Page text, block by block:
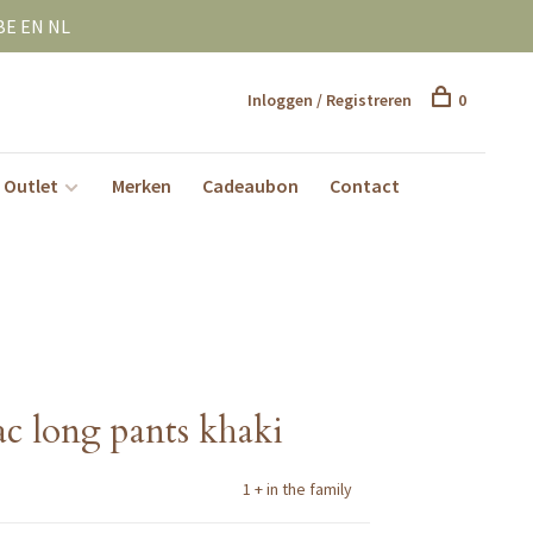
EN NL
Outlet Merken Cadeaubon Contact
Inloggen / Registreren 0
long pants khaki
1 + in the family